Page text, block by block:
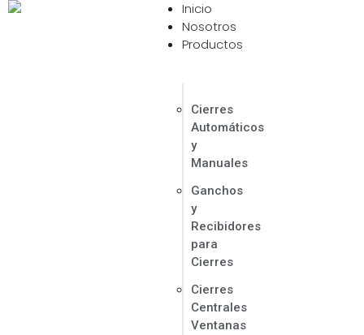
Inicio
Nosotros
Productos
Cierres
Automáticos
y
Manuales
Ganchos
y
Recibidores
para
Cierres
Cierres
Centrales
Ventanas
Contáctanos Ahora